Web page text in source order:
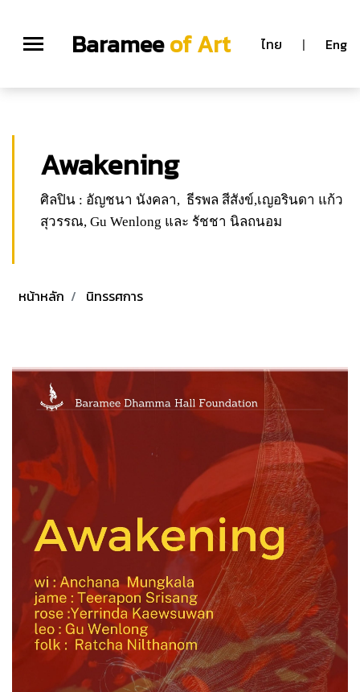
Barameeof Art ไทย | Eng
Awakening
ศิลปิน : อัญชนา นังคลา, ธีรพล สีสังข์,เญอรินดา แก้ว
สุวรรณ, Gu Wenlong และ รัชชา นิลถนอม
หน้าหลัก นิทรรศการ